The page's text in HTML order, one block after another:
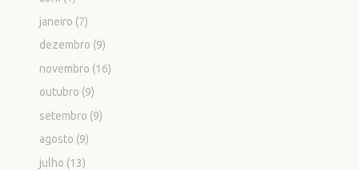
janeiro (7)
dezembro (9)
novembro (16)
outubro (9)
setembro (9)
agosto (9)
julho (13)